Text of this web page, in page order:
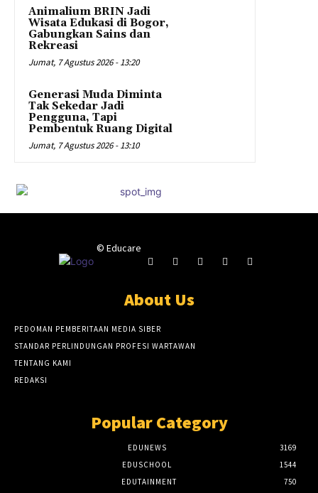
Animalium BRIN Jadi
Wisata Edukasi di Bogor,
Gabungkan Sains dan
Rekreasi
Jumat, 7 Agustus 2026 - 13:20
Generasi Muda Diminta
Tak Sekedar Jadi
Pengguna, Tapi
Pembentuk Ruang Digital
Jumat, 7 Agustus 2026 - 13:10
© Educare
About Us
PEDOMAN PEMBERITAAN MEDIA SIBER
STANDAR PERLINDUNGAN PROFESI WARTAWAN
TENTANG KAMI
REDAKSI
Popular Category
EDUNEWS
3169
EDUSCHOOL
1544
EDUTAINMENT
750